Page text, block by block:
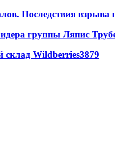
Последствия взрыва
группы Ляпис
склад Wildberries3879